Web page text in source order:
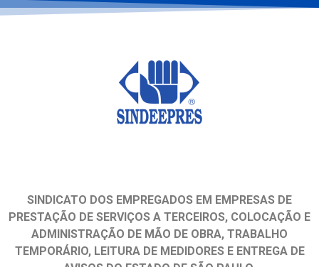
SINDICATO DOS EMPREGADOS EM EMPRESAS DE
PRESTAÇÃO DE SERVIÇOS A TERCEIROS, COLOCAÇÃO E
ADMINISTRAÇÃO DE MÃO DE OBRA, TRABALHO
TEMPORÁRIO, LEITURA DE MEDIDORES E ENTREGA DE